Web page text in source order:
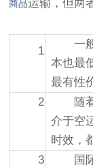
商品运输，但两
1
一
本也最
最有性
2
随
介于空
时效，
3
国